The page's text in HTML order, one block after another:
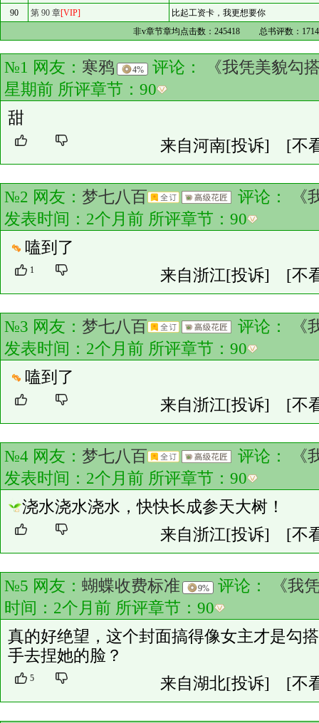
90
第 90 章[VIP]
比起工资卡，我更想要你
非v章节章均点击数：245418 总书评数：
№1 网友： 寒鸦 4% 评论：
《我凭美貌勾
星期前 所评章节： 90
甜
来自河南[投诉] [不
№2 网友： 梦七八百 评论：
《
发表时间：2个月前 所评章节： 90
嗑到了
1 来自浙江[投诉] [不
№3 网友： 梦七八百 评论：
《
发表时间：2个月前 所评章节： 90
嗑到了
来自浙江[投诉] [不
№4 网友： 梦七八百 评论：
《
发表时间：2个月前 所评章节： 90
浇水浇水浇水，快快长成参天大树！
来自浙江[投诉] [不
№5 网友： 蝴蝶收费标准 9% 评论：
《我
时间：2个月前 所评章节： 90
真的好绝望，这个封面搞得像女主才是勾
手去捏她的脸？
5 来自湖北[投诉] [不